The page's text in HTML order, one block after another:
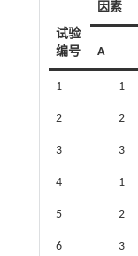
试验
编号
因素
A
1 1
2 2
3 3
4 1
5 2
6 3